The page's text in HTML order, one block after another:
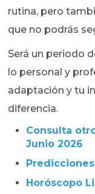
rutina, pero
que no podrás
Será un periodo
lo personal y
adaptación y tu
diferencia.
Consulta
Junio 2026
Horóscopo